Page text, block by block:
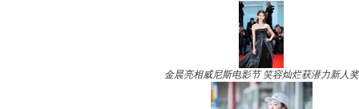
金晨亮相威尼斯电影节 笑容灿烂获潜力新人奖